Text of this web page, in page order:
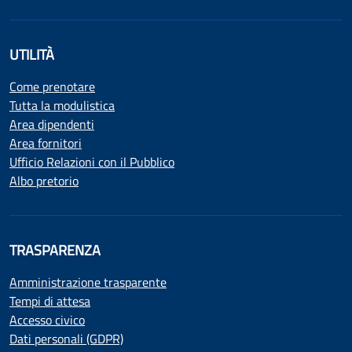
UTILITÀ
Come prenotare
Tutta la modulistica
Area dipendenti
Area fornitori
Ufficio Relazioni con il Pubblico
Albo pretorio
TRASPARENZA
Amministrazione trasparente
Tempi di attesa
Accesso civico
Dati personali (GDPR)